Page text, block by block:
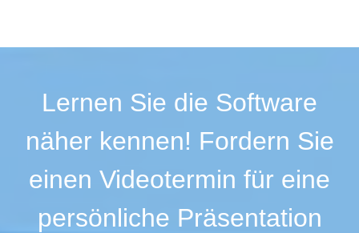
Lernen Sie die Software
näher kennen! Fordern Sie
einen Videotermin für eine
persönliche Präsentation